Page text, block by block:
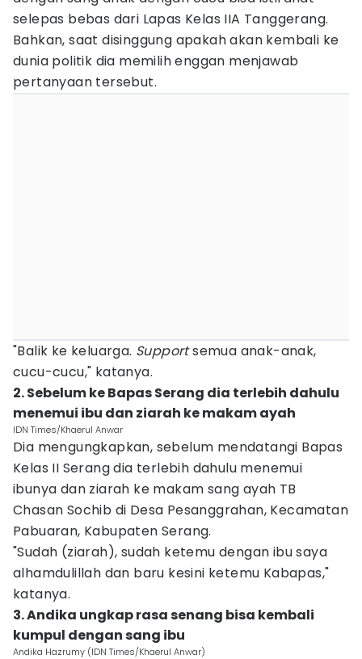
selepas bebas dari Lapas Kelas IIA Tanggerang.
Bahkan, saat disinggung apakah akan kembali ke
dunia politik dia memilih enggan menjawab
pertanyaan tersebut.
"Balik ke keluarga. Supportsemua anak-anak,
cucu-cucu," katanya.
2. Sebelum ke Bapas Serang dia terlebih dahulu
menemui ibu dan ziarah ke makam ayah
IDN Times/Khaerul Anwar
Dia mengungkapkan, sebelum mendatangi Bapas
Kelas II Serang dia terlebih dahulu menemui
ibunya dan ziarah ke makam sang ayah TB
Chasan Sochib di Desa Pesanggrahan, Kecamatan
Pabuaran, Kabupaten Serang.
"Sudah (ziarah), sudah ketemu dengan ibu saya
alhamdulillah dan baru kesini ketemu Kabapas,"
katanya.
3. Andika ungkap rasa senang bisa kembali
kumpul dengan sang ibu
Andika Hazrumy (IDN Times/Khaerul Anwar)